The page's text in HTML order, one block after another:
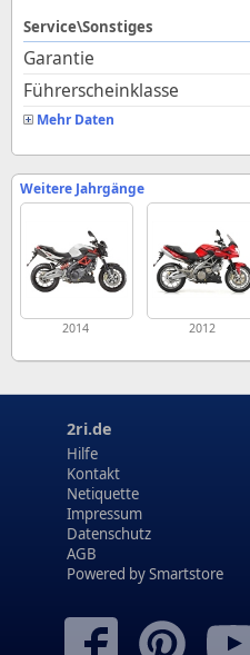
Service\Sonstiges
Garantie
Führerscheinklasse
Mehr Daten
Weitere Jahrgänge
2014 2012
2ri.de
Hilfe
Kontakt
Netiquette
Impressum
Datenschutz
AGB
Powered bySmartstore